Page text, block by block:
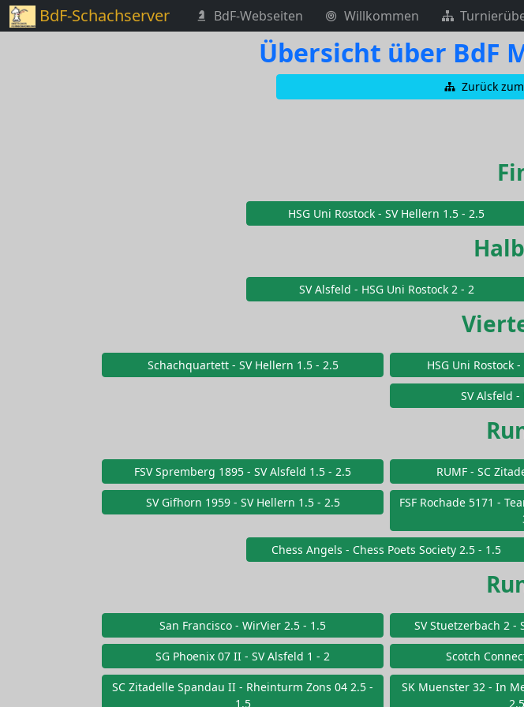
BdF-Schachserver BdF-Webseiten Willkommen
Übersicht über BdF
Zurück
HSG Uni Rostock - SV Hellern 1.5 - 2.5
SV Alsfeld - HSG Uni Rostock 2 - 2
Schachquartett - SV Hellern 1.5 - 2.5 HSG Uni Rostock
SV Alsfeld -
FSV Spremberg 1895 - SV Alsfeld 1.5 - 2.5 RUMF - SC
SV Gifhorn 1959 - SV Hellern 1.5 - 2.5
FSF Rochade 5171 -
Chess Angels - Chess Poets Society 2.5 - 1.5
San Francisco - WirVier 2.5 - 1.5 SV Stuetzerbach 2 -
SG Phoenix 07 II - SV Alsfeld 1 - 2 Scotch
SC Zitadelle Spandau II - Rheinturm Zons 04 2.5 -
1.5
SK Muenster 32 - In